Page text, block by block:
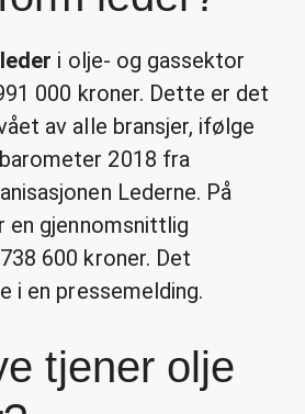
leder i olje- og gassektor
000 kroner. Dette er det
av alle bransjer, ifølge
2018 fra
Lederne. På
en gjennomsnittlig
600 kroner. Det
i en pressemelding.
tjener olje